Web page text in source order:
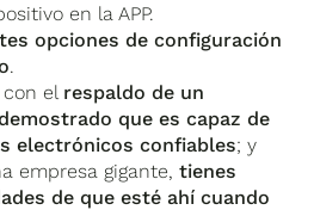
en la APP.
opciones de configuración
.
el respaldo de un
que es capaz de
electrónicos confiables; y
empresa gigante,tienes
de que esté ahí cuando